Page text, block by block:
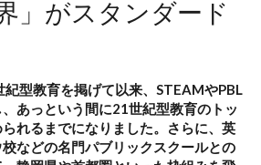
」がスタンダード
型教育を掲げて以来、STEAMやPBL
あっという間に21世紀型教育のトッ
れるまでになりました。さらに、英
などの名門パブリックスクールとの